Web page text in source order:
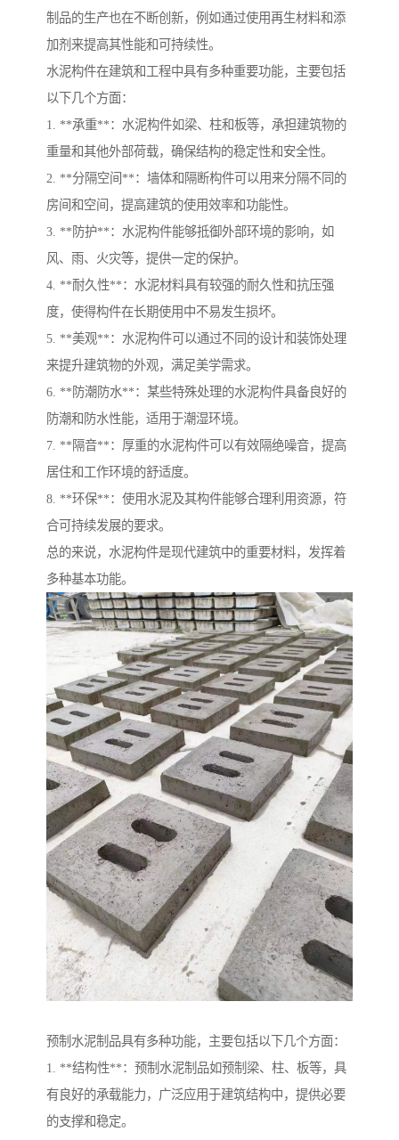
制品的生产也在不断创新，例如通过使用再生材料和添
加剂来提高其性能和可持续性。
水泥构件在建筑和工程中具有多种重要功能，主要包括
以下几个方面：
1. **承重**：水泥构件如梁、柱和板等，承担建筑物的
重量和其他外部荷载，确保结构的稳定性和安全性。
2. **分隔空间**：墙体和隔断构件可以用来分隔不同的
房间和空间，提高建筑的使用效率和功能性。
3. **防护**：水泥构件能够抵御外部环境的影响，如
风、雨、火灾等，提供一定的保护。
4. **耐久性**：水泥材料具有较强的耐久性和抗压强
度，使得构件在长期使用中不易发生损坏。
5. **美观**：水泥构件可以通过不同的设计和装饰处理
来提升建筑物的外观，满足美学需求。
6. **防潮防水**：某些特殊处理的水泥构件具备良好的
防潮和防水性能，适用于潮湿环境。
7. **隔音**：厚重的水泥构件可以有效隔绝噪音，提高
居住和工作环境的舒适度。
8. **环保**：使用水泥及其构件能够合理利用资源，符
合可持续发展的要求。
总的来说，水泥构件是现代建筑中的重要材料，发挥着
多种基本功能。
预制水泥制品具有多种功能，主要包括以下几个方面：
1. **结构性**：预制水泥制品如预制梁、柱、板等，具
有良好的承载能力，广泛应用于建筑结构中，提供必要
的支撑和稳定。